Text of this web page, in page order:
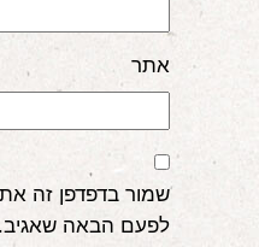
אתר
שמור בדפדפן זה
לפעם הבאה שאגיב.